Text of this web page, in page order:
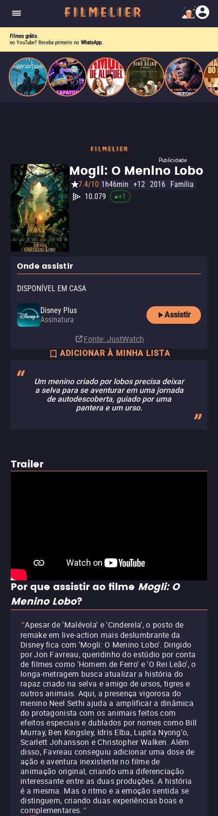
Filmes grátis
no YouTube? Receba primeiro no WhatsApp.
Publicidade
Mogli: O Menino Lobo
7.4/10 1h46min +12 2016
Família
10.079
+1
Onde assistir
DISPONÍVEL EM CASA
Disney Plus
Assinatura
Assistir
Fonte: JustWatch
ADICIONAR À MINHA LISTA
Um menino criado por lobos precisa deixar
a selva para se aventurar em uma jornada
de autodescoberta, guiado por uma
pantera e um urso.
Trailer
Por que assistir ao filme Mogli: O
Menino Lobo?
"Apesar de 'Malévola' e 'Cinderela', o posto de
remake em live-action mais deslumbrante da
Disney fica com 'Mogli: O Menino Lobo'. Dirigido
por Jon Favreau, queridinho do estúdio por conta
de filmes como 'Homem de Ferro' e 'O Rei Leão', o
longa-metragem busca atualizar a história do
rapaz criado na selva e amigo de ursos, tigres e
outros animais. Aqui, a presença vigorosa do
menino Neel Sethi ajuda a amplificar a dinâmica
do protagonista com os animais feitos com
efeitos especiais e dublados por nomes como Bill
Murray, Ben Kingsley, Idris Elba, Lupita Nyong'o,
Scarlett Johansson e Christopher Walken. Além
disso, Favreau conseguiu adicionar uma dose de
ação e aventura inexistente no filme de
animação original, criando uma diferenciação
interessante entre as duas produções. A história
é a mesma. Mas o ritmo e a emoção sentida se
distinguem, criando duas experiências boas e
complementares. "
aceitação.